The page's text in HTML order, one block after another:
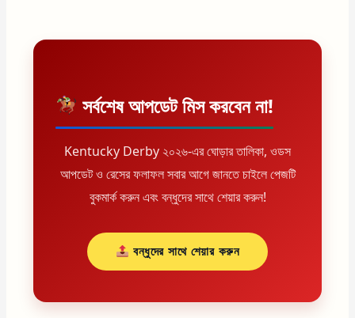
সর্বশেষ আপডেট মিস করবেন না!
Kentucky Derby ২০২৬-এর ঘোড়ার তালিকা, ওডস
আপডেট ও রেসের ফলাফল সবার আগে জানতে চাইলে পেজটি
বুকমার্ক করুন এবং বন্ধুদের সাথে শেয়ার করুন!
বন্ধুদের সাথে শেয়ার করুন